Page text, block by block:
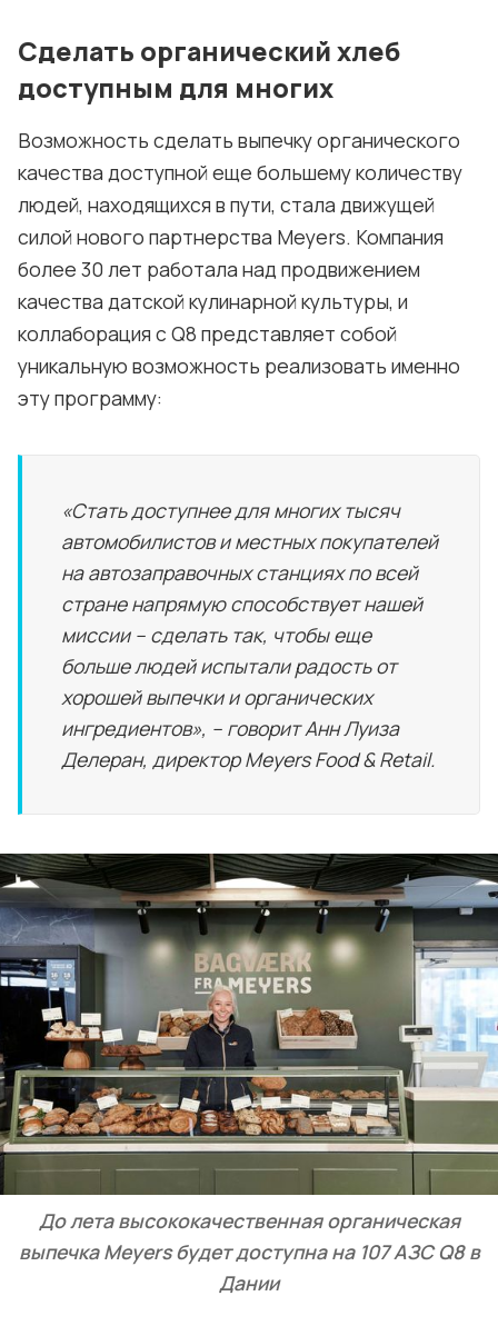
Сделать органический хлеб
доступным для многих
Возможность сделать выпечку органического
качества доступной еще большему количеству
людей, находящихся в пути, стала движущей
силой нового партнерства Meyers. Компания
более 30 лет работала над продвижением
качества датской кулинарной культуры, и
коллаборация с Q8 представляет собой
уникальную возможность реализовать именно
эту программу:
«Стать доступнее для многих тысяч
автомобилистов и местных покупателей
на автозаправочных станциях по всей
стране напрямую способствует нашей
миссии – сделать так, чтобы еще
больше людей испытали радость от
хорошей выпечки и органических
ингредиентов», – говорит Анн Луиза
Делеран, директор Meyers Food & Retail.
До лета высококачественная органическая
выпечка Meyers будет доступна на 107 АЗС Q8 в
Дании